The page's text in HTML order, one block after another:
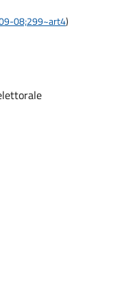
08;299~art4)